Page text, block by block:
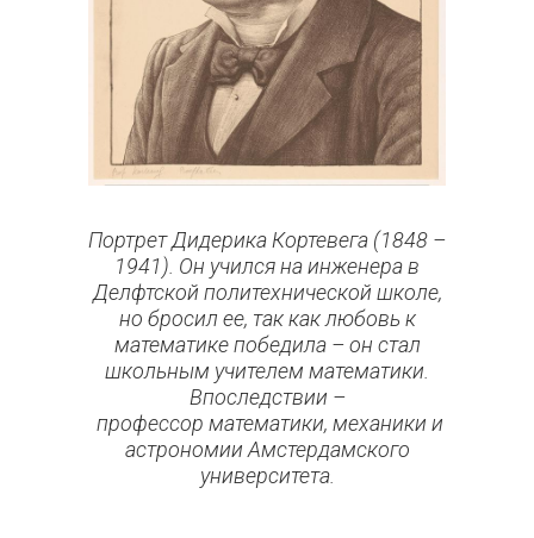
Портрет Дидерика Кортевега (1848 –
1941). Он учился на инженера в
Делфтской политехнической школе,
но бросил ее, так как любовь к
математике победила – он стал
школьным учителем математики.
Впоследствии –
профессор математики, механики и
астрономии Амстердамского
университета.